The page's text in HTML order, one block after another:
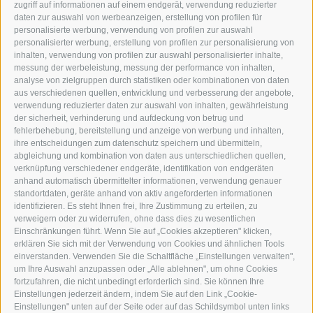
zugriff auf informationen auf einem endgerät, verwendung reduzierter
daten zur auswahl von werbeanzeigen, erstellung von profilen für
personalisierte werbung, verwendung von profilen zur auswahl
personalisierter werbung, erstellung von profilen zur personalisierung von
inhalten, verwendung von profilen zur auswahl personalisierter inhalte,
messung der werbeleistung, messung der performance von inhalten,
analyse von zielgruppen durch statistiken oder kombinationen von daten
aus verschiedenen quellen, entwicklung und verbesserung der angebote,
verwendung reduzierter daten zur auswahl von inhalten, gewährleistung
der sicherheit, verhinderung und aufdeckung von betrug und
fehlerbehebung, bereitstellung und anzeige von werbung und inhalten,
ihre entscheidungen zum datenschutz speichern und übermitteln,
abgleichung und kombination von daten aus unterschiedlichen quellen,
verknüpfung verschiedener endgeräte, identifikation von endgeräten
anhand automatisch übermittelter informationen, verwendung genauer
standortdaten, geräte anhand von aktiv angeforderten informationen
identifizieren. Es steht Ihnen frei, Ihre Zustimmung zu erteilen, zu
verweigern oder zu widerrufen, ohne dass dies zu wesentlichen
Einschränkungen führt. Wenn Sie auf „Cookies akzeptieren" klicken,
erklären Sie sich mit der Verwendung von Cookies und ähnlichen Tools
einverstanden. Verwenden Sie die Schaltfläche „Einstellungen verwalten",
um Ihre Auswahl anzupassen oder „Alle ablehnen", um ohne Cookies
fortzufahren, die nicht unbedingt erforderlich sind. Sie können Ihre
Einstellungen jederzeit ändern, indem Sie auf den Link „Cookie-
Einstellungen" unten auf der Seite oder auf das Schildsymbol unten links
TEL.: +39 0472 766876
GRAFIK@DERERKER.IT
INFO@DERERKER.IT
BARBARA.FONTANA@DERERKER.IT
DER ERKER
WERBEN IM ERKER
ONLINE-WERBUNG
SEPA-DAUERAUFTRAG
REGELN LESERKOMMENTARE
ONLINE VOTING
SERVICE
VERANSTALTUNGSKALENDER
KLEINANZEIGER
NÜTZLICHE LINKS
WETTER
WEBCAM